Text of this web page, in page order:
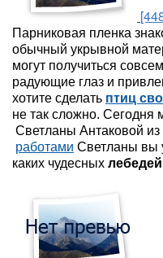
Парниковая пленка
обычный укрывной
могут получиться совсем
радующие глаз и
хотите сделать птиц
не так сложно.
Светланы Антаковой
работами Светланы вы
каких чудесных